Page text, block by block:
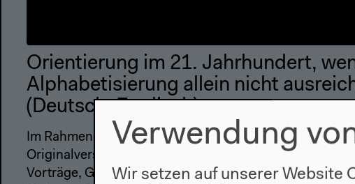
Orientierung im 21. Jahrhundert,
Alphabetisierung allein nicht
(Deutsch, Englisch)
Im Rahmen von „Von Zett bis Omega”
Originalversion
Vorträge, Gespräch, 10.01.2019
Verwendung
Wir setzen auf unserer Website